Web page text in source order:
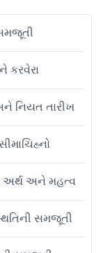
કરવેરા
નિયત તારીખ
અર્થ અને મહત્વ
સમજૂતી